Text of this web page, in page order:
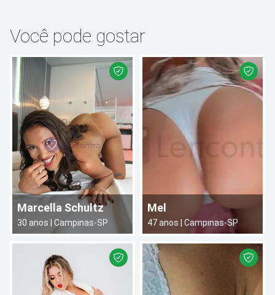
Você pode gostar
Marcella Schultz
30 anos | Campinas-SP
Mel
47anos | Campinas-SP